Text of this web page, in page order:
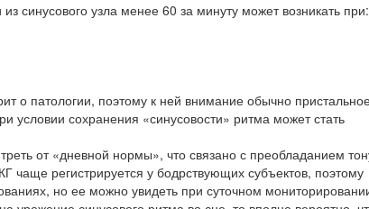
синусового узла менее 60 за минуту может возникать при:
о патологии, поэтому к ней внимание обычно
сохранения «синусовости» ритма может стать
от «дневной нормы», что связано с преобладанием
чаще регистрируется у бодрствующих субъектов, поэтому
но ее можно увидеть при суточном